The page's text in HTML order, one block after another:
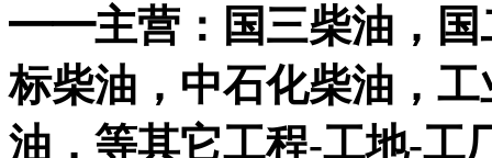
━━主营：国三柴油，国
标柴油，中石化柴油，
油，等其它工程-工地-工